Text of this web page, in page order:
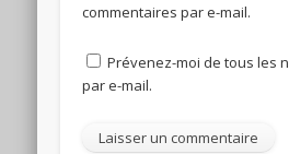
commentaires par e-mail.
Prévenez-moi de tous les
par e-mail.